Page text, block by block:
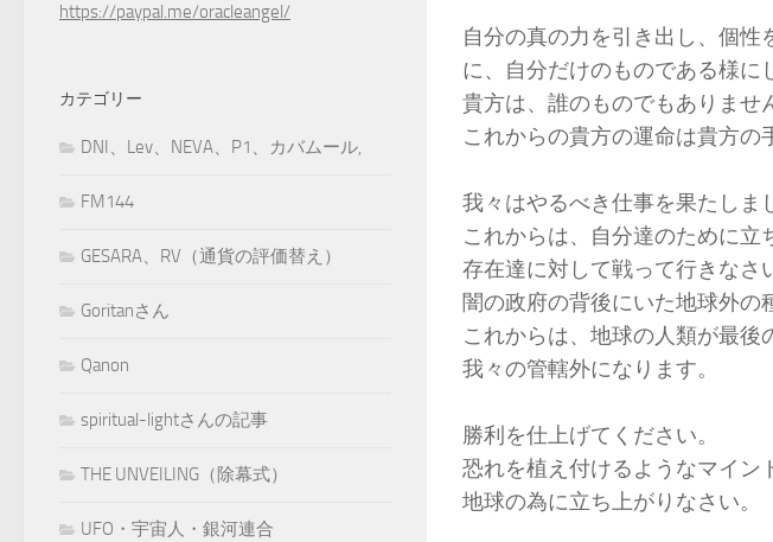
自分の真の力を引き出し、個
に、自分だけのものである様に
貴方は、誰のものでもありませ
これからの貴方の運命は貴方の
我々はやるべき仕事を果たしま
これからは、自分達のために
存在達に対して戦って行きなさ
闇の政府の背後にいた地球外の
これからは、地球の人類が最後
我々の管轄外になります。
勝利を仕上げてください。
恐れを植え付けるようなマイン
地球の為に立ち上がりなさい。
https://paypal.me/oracleangel/
カテゴリー
DNI、Lev、NEVA、P1、カバムール,
FM144
GESARA、RV（通貨の評価替え）
Goritanさん
Qanon
spiritual-lightさんの記事
THE UNVEILING（除幕式）
UFO・宇宙人・銀河連合